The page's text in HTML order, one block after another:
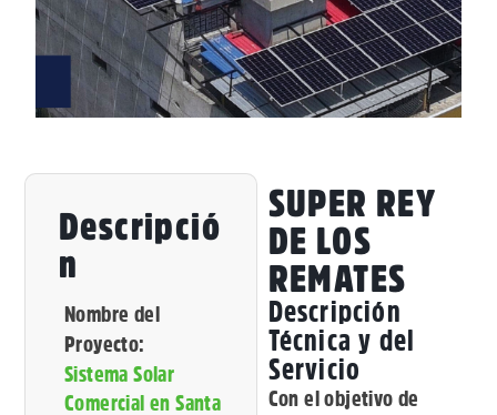
Descripció
N
Nombre del
Proyecto:
Sistema Solar
Comercial en Santa
SUPER REY
DE LOS
REMATES
Descripción
Técnica y del
Servicio
Con el objetivo de